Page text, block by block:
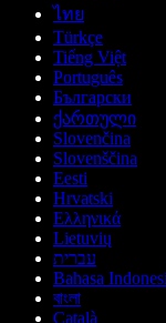
ไทย
Türkçe
Tiếng Việt
Português
Български
ქართული
Slovenčina
Slovenščina
Eesti
Hrvatski
Ελληνικά
Lietuvių
עברית
Bahasa
বাংলা
Català